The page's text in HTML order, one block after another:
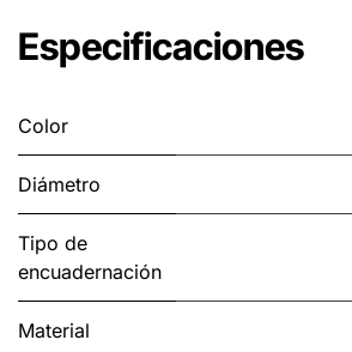
Especificaciones
Color
Diámetro
Tipo de
encuadernación
Material